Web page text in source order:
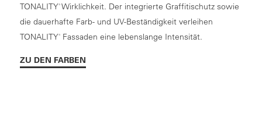
TONALITY®Wirklichkeit. Der integrierte Graffitischutz sowie
die dauerhafte Farb- und UV-Beständigkeit verleihen
TONALITY®Fassaden eine lebenslange Intensität.
ZU DEN FARBEN